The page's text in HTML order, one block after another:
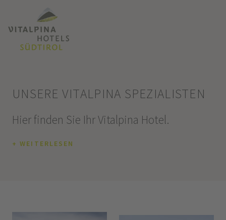
UNSERE VITALPINA SPEZIALISTEN
Hier finden Sie Ihr Vitalpina Hotel.
+ WEITERLESEN